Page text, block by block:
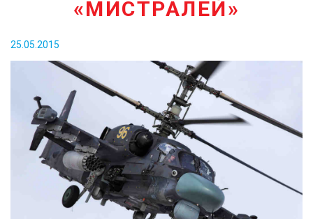
КОНТАКТЫ«МИСТРАЛЕЙ»
25.05.2015